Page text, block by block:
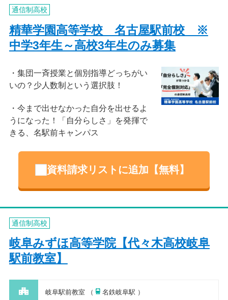
通信制高校
精華学園高等学校 名古屋駅前校 ※
中学3年生～高校3年生のみ募集
集団一斉授業と個別指導どっちがい
いの？少人数制という選択肢！
今まで出せなかった自分を出せるよ
うになった！「自分らしさ」を発揮で
きる、名駅前キャンパス
資料請求リストに追加【無料】
通信制高校
岐阜みずほ高等学院【代々木高校岐阜
駅前教室】
岐阜駅前教室 （ 名鉄岐阜駅 ）